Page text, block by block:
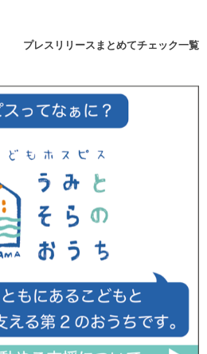
プレスリリースまとめてチェック一覧